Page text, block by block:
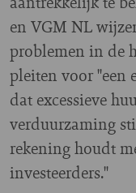
en VGM NL
problemen in de
pleiten voor "een
dat excessieve
verduurzaming
rekening houdt
investeerders."